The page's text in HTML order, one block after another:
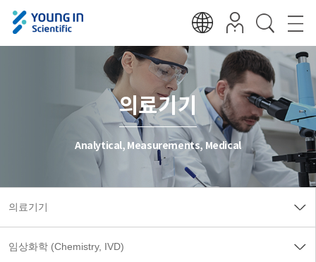
의료기기
Analytical, Measurements, Medical